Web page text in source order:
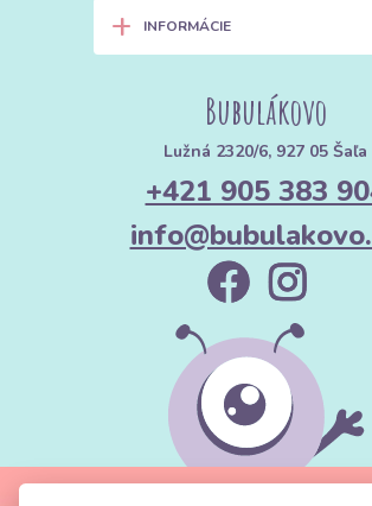
+ INFORMÁCIE
Bubulákovo
Lužná 2320/6, 927 05 Šaľa
+421 905 383